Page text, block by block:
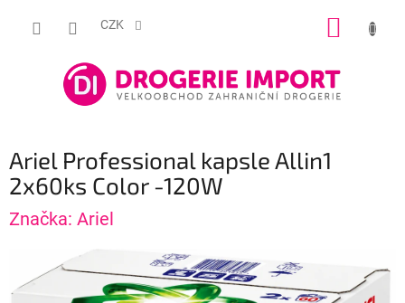
CZK
Ariel Professional kapsle Allin1
2x60ks Color -120W
Značka: Ariel